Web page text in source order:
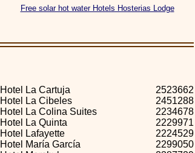
Hotel La Cartuja
Hotel La Cibeles
Hotel La Colina Suites
Hotel La Quinta
Hotel Lafayette
Hotel María García
2523662
2451288
2234678
2229971
2224529
2299050
Free solar hot water Hotels Hosterias Lodge